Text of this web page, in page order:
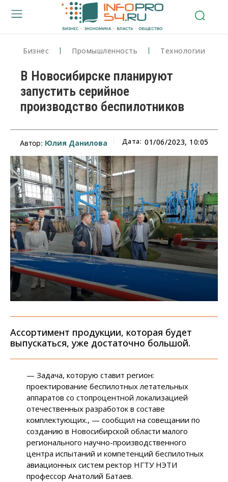
Бизнес Промышленность Технологии
В Новосибирске планируют
запустить серийное
производство беспилотников
Автор: Юлия Данилова Дата: 01/06/2023, 10:05
Ассортимент продукции, которая будет
выпускаться, уже достаточно большой.
— Задача, которую ставит регион:
проектирование беспилотных летательных
аппаратов со стопроцентной локализацией
отечественных разработок в составе
комплектующих., — сообщил на совещании по
созданию в Новосибирской области малого
регионального научно-производственного
центра испытаний и компетенций беспилотных
авиационных систем ректор НГТУ НЭТИ
профессор Анатолий Батаев.